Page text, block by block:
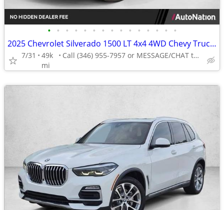
• • • • • • • • • • • • • • •
2025 Chevrolet Silverado 1500 LT 4x4 4WD Chevy Truck Crew cab AUTONATION
7/31
49k
mi
Call (346) 955-7957 or MESSAGE/CHAT to confirm availability